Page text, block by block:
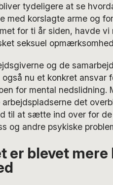
tydeligere at se
med korslagte arme og
for ti år siden, havde
seksuel
og de
også nu et konkret ansvar
for mental
arbejdspladserne det
til at sætte ind over for
og andre psykiske
er blevet